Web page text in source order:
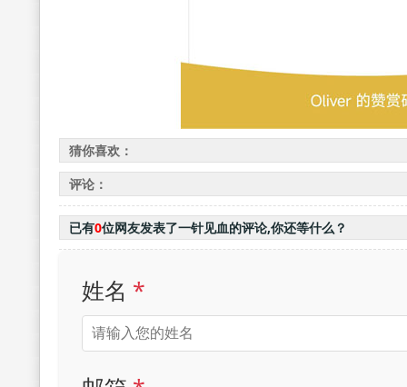
猜你喜欢：
评论：
已有0位网友发表了一针见血的评论,你还等什么？
姓名 *